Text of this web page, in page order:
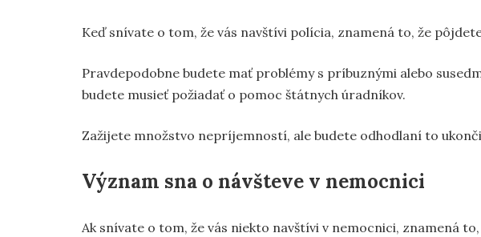
Keď snívate o tom, že vás navštívi polícia, znamená to, že
Pravdepodobne budete mať problémy s príbuznými alebo
budete musieť požiadať o pomoc štátnych úradníkov.
Zažijete množstvo nepríjemností, ale budete odhodlaní to
Význam sna o návšteve v nemocnici
Ak snívate o tom, že vás niekto navštívi v nemocnici, znamená